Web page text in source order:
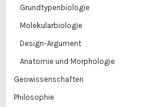
Grundtypenbiologie
Molekularbiologie
Design-Argument
Anatomie und Morphologie
Geowissenschaften
Philosophie